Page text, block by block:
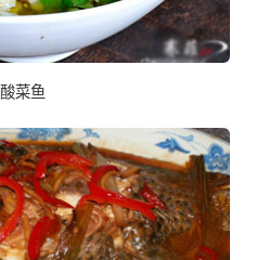
酸菜鱼